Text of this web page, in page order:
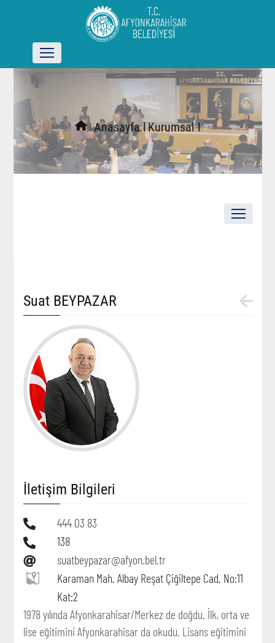
lAnasayfa lKurumsal l
Suat BEYPAZAR
İletişim Bilgileri
444 03 83
138
suatbeypazar@afyon.bel.tr
Karaman Mah. Albay Reşat Çiğiltepe Cad. No:11
Kat:2
1978 yılında Afyonkarahisar/Merkez de doğdu. İlk, orta ve
lise eğitimini Afyonkarahisar da okudu. Lisans eğitimini